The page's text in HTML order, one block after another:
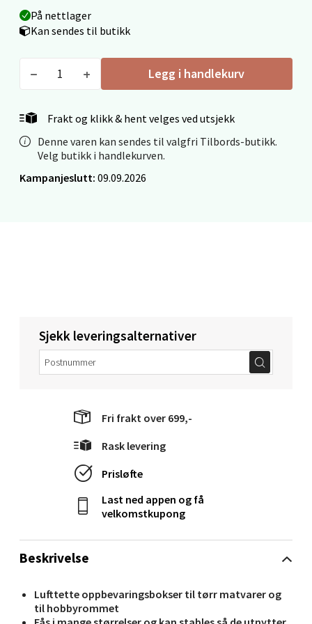
På nettlager
Kan sendes til butikk
Legg i handlekurv
Frakt og klikk & hent velges ved utsjekk
Denne varen kan sendes til valgfri Tilbords-butikk.
Velg butikk i handlekurven.
Kampanjeslutt: 09.09.2026
Beskrivelse
Lufttette oppbevaringsbokser til tørr matvarer og
til hobbyrommet
Sjekk leveringsalternativer
Fri frakt over 699,-
Rask levering
Prisløfte
Last ned appen og få
velkomstkupong
Fridtjof Nansensgate 22, 8622 Mo i Rana
Åpent i dag 09-19
Ålesund - Thon Senter Moa
Molde - Moldetorget
Torget 1, 6413 Molde
0 i butikk
Narvik - Thon Senter Malmporten
Bolagsgata 1, 8514 Narvik
Åpent i dag 10-20
0 i butikk